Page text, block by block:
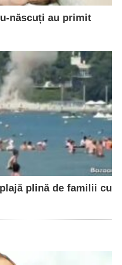
născuți au primit
plină de familii cu